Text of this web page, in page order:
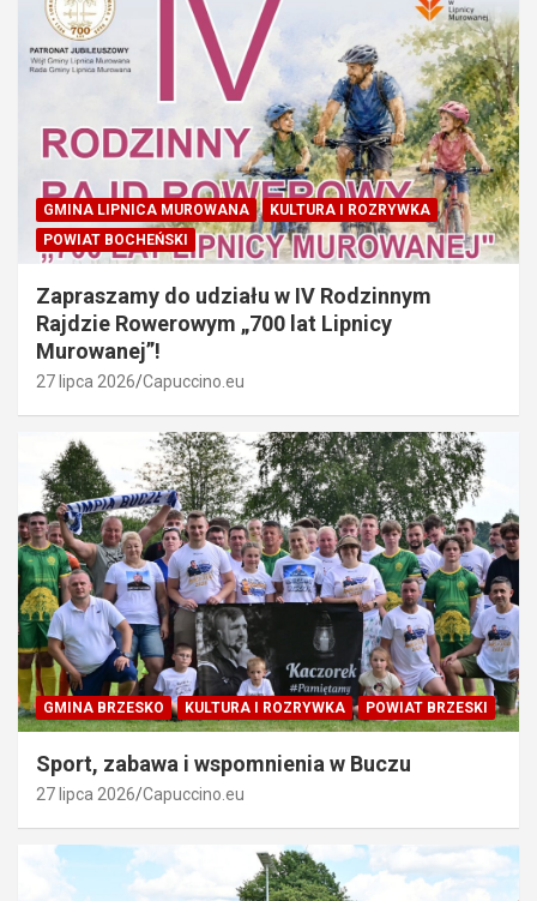
GMINA LIPNICA MUROWANA
KULTURA I ROZRYWKA
POWIAT BOCHEŃSKI
Zapraszamy do udziału w IV Rodzinnym
Rajdzie Rowerowym „700 lat Lipnicy
Murowanej”!
27 lipca 2026 Capuccino.eu
GMINA BRZESKO KULTURA I ROZRYWKA POWIAT BRZESKI
Sport, zabawa i wspomnienia w Buczu
27 lipca 2026 Capuccino.eu